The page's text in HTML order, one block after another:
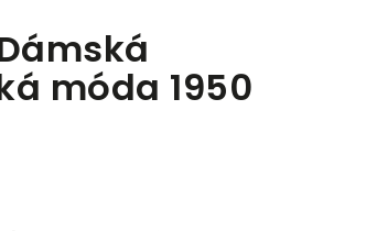
móda 1950